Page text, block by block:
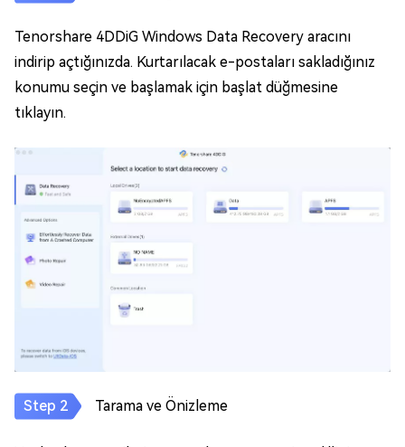
Tenorshare 4DDiG Windows Data Recovery aracını
indirip açtığınızda. Kurtarılacak e-postaları sakladığınız
konumu seçin ve başlamak için başlat düğmesine
tıklayın.
Tarama ve Önizleme